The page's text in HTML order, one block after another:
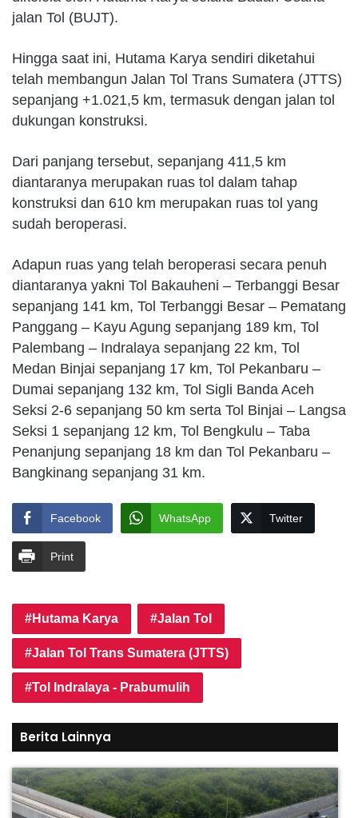
jalan Tol (BUJT).
Hingga saat ini, Hutama Karya sendiri diketahui
telah membangun Jalan Tol Trans Sumatera (JTTS)
sepanjang +1.021,5 km, termasuk dengan jalan tol
dukungan konstruksi.
Dari panjang tersebut, sepanjang 411,5 km
diantaranya merupakan ruas tol dalam tahap
konstruksi dan 610 km merupakan ruas tol yang
sudah beroperasi.
Adapun ruas yang telah beroperasi secara penuh
diantaranya yakni Tol Bakauheni – Terbanggi Besar
sepanjang 141 km, Tol Terbanggi Besar – Pematang
Panggang – Kayu Agung sepanjang 189 km, Tol
Palembang – Indralaya sepanjang 22 km, Tol
Medan Binjai sepanjang 17 km, Tol Pekanbaru –
Dumai sepanjang 132 km, Tol Sigli Banda Aceh
Seksi 2-6 sepanjang 50 km serta Tol Binjai – Langsa
Seksi 1 sepanjang 12 km, Tol Bengkulu – Taba
Penanjung sepanjang 18 km dan Tol Pekanbaru –
Bangkinang sepanjang 31 km.
Facebook WhatsApp Twitter
Print
Hutama Karya Jalan Tol
Jalan Tol Trans Sumatera (JTTS)
Tol Indralaya - Prabumulih
Berita Lainnya